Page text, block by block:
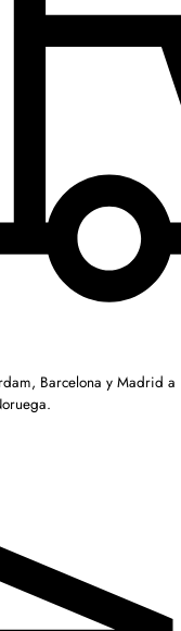
Barcelona y Madrid a